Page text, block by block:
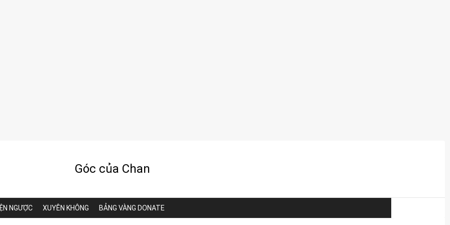
Góc của Chan
NGƯỢC XUYÊN KHÔNG BẢNG VÀNG DONATE